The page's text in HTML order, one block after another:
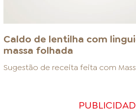
Caldo de lentilha com
massa folhada
Sugestão de receita feita com